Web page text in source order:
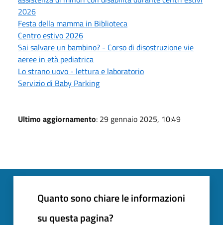
2026
Festa della mamma in Biblioteca
Centro estivo 2026
Sai salvare un bambino? - Corso di disostruzione vie
aeree in età pediatrica
Lo strano uovo - lettura e laboratorio
Servizio di Baby Parking
Ultimo aggiornamento: 29 gennaio 2025, 10:49
Quanto sono chiare le informazioni
su questa pagina?